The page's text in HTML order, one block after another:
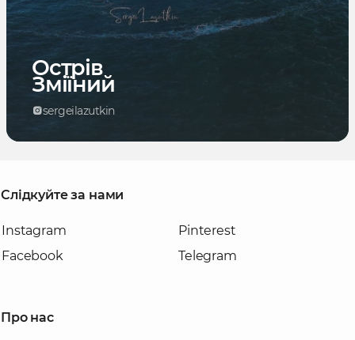
Острів
Зміїний
sergeilazutkin
Слідкуйте за нами
Instagram
Facebook
Pinterest
Telegram
Про нас